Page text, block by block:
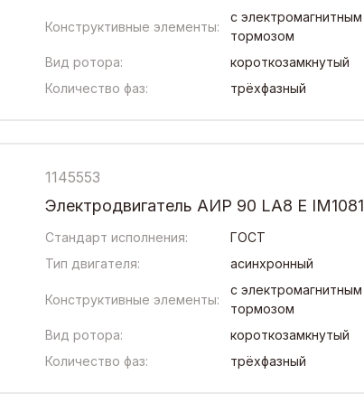
Конструктивные элементы:
с электромагнитным
тормозом
Вид ротора:
короткозамкнутый
Количество фаз:
трёхфазный
1145553
Электродвигатель АИР 90 LA8 Е IM1081
Стандарт исполнения:
ГОСТ
Тип двигателя:
асинхронный
Конструктивные элементы:
с электромагнитным
тормозом
Вид ротора:
короткозамкнутый
Количество фаз:
трёхфазный